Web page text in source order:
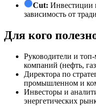
Cut: Инвестиции
зависимость от
Для кого
Руководители и
компаний (нефть,
Директора по
промышленном и
Инвесторы и
энергетических